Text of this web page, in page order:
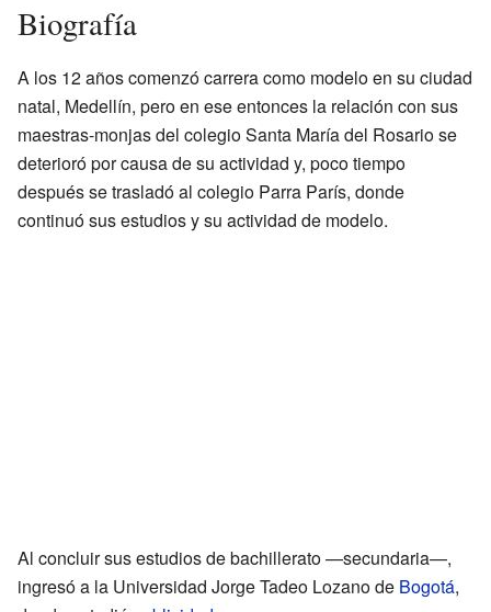
Biografía
A los 12 años comenzó carrera como modelo en su ciudad
natal, Medellín, pero en ese entonces la relación con sus
maestras-monjas del colegio Santa María del Rosario se
deterioró por causa de su actividad y, poco tiempo
después se trasladó al colegio Parra París, donde
continuó sus estudios y su actividad de modelo.
Al concluir sus estudios de bachillerato —secundaria—,
ingresó a la Universidad Jorge Tadeo Lozano de Bogotá,